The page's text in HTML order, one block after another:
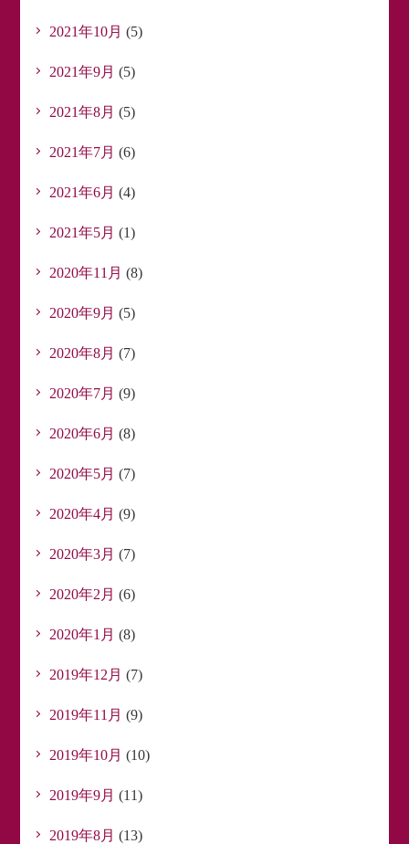
2021年10月 (5)
2021年9月 (5)
2021年8月 (5)
2021年7月 (6)
2021年6月 (4)
2021年5月 (1)
2020年11月 (8)
2020年9月 (5)
2020年8月 (7)
2020年7月 (9)
2020年6月 (8)
2020年5月 (7)
2020年4月 (9)
2020年3月 (7)
2020年2月 (6)
2020年1月 (8)
2019年12月 (7)
2019年11月 (9)
2019年10月 (10)
2019年9月 (11)
2019年8月 (13)